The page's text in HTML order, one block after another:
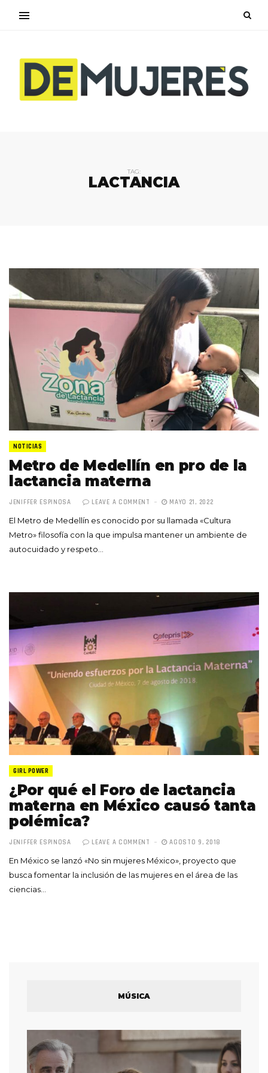
TAG:
LACTANCIA
NOTICIAS
Metro de Medellín en pro de la
lactancia materna
JENIFFER ESPINOSA LEAVE A COMMENT MAYO 21, 2022
El Metro de Medellín es conocido por su llamada «Cultura
Metro» filosofía con la que impulsa mantener un ambiente de
autocuidado y respeto…
GIRL POWER
¿Por qué el Foro de lactancia
materna en México causó tanta
polémica?
JENIFFER ESPINOSA LEAVE A COMMENT AGOSTO 9, 2018
En México se lanzó «No sin mujeres México», proyecto que
busca fomentar la inclusión de las mujeres en el área de las
ciencias…
MÚSICA